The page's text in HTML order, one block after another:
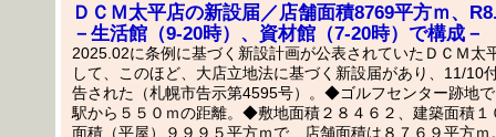
ＤＣＭ太平店の新設届／店舗面積8769平方ｍ、
－生活館（9-20時）、資材館（7-20時）で構成－
2025.02に条例に基づく新設計画が公表されていたＤＣＭ太
して、このほど、大店立地法に基づく新設届があり、11/10
告された（札幌市告示第4595号）。◆ゴルフセンター跡地
駅から５５０ｍの距離。◆敷地面積２８４６２、建築面積１
面積（平屋）９９９５平方ｍで、店舗面積は８７６９平方